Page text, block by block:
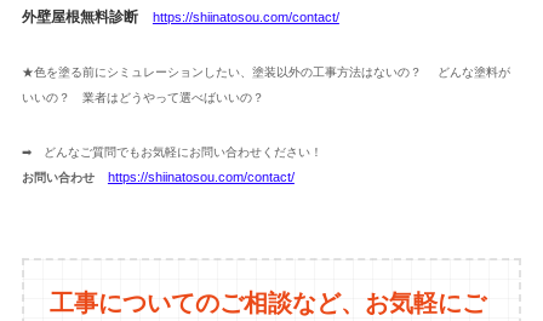
外壁屋根無料診断 https://shiinatosou.com/contact/
★色を塗る前にシミュレーションしたい、塗装以外の工事方法はないの？ どんな塗料が
いいの？ 業者はどうやって選べばいいの？
➡ どんなご質問でもお気軽にお問い合わせください！
お問い合わせ
https://shiinatosou.com/contact/
工事についてのご相談など、お気軽にご